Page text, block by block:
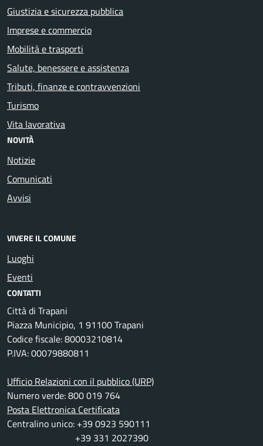
Giustizia e sicurezza pubblica
Imprese e commercio
Mobilità e trasporti
Salute, benessere e assistenza
Tributi, finanze e contravvenzioni
Turismo
Vita lavorativa
NOVITÀ
Notizie
Comunicati
Avvisi
VIVERE IL COMUNE
Luoghi
Eventi
CONTATTI
Città di Trapani
Piazza Municipio, 1 91100 Trapani
Codice fiscale: 80003210814
P.IVA: 00079880811
Ufficio Relazioni con il pubblico (URP)
Numero verde: 800 019 764
Posta Elettronica Certificata
Centralino unico: +39 0923 590111
+39 331 2027390